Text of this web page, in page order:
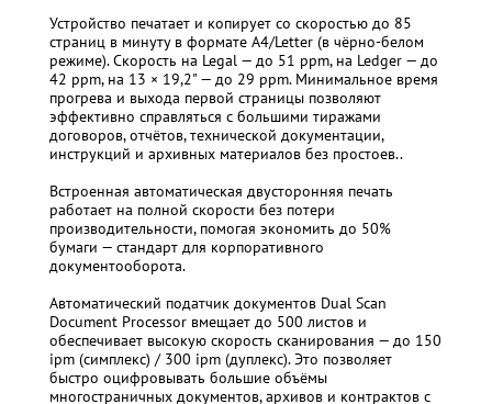
Устройство печатает и копирует со скоростью до 85
страниц в минуту в формате A4/Letter (в чёрно-белом
режиме). Скорость на Legal — до 51 ppm, на Ledger — до
42 ppm, на 13 × 19,2" — до 29 ppm. Минимальное время
прогрева и выхода первой страницы позволяют
эффективно справляться с большими тиражами
договоров, отчётов, технической документации,
инструкций и архивных материалов без простоев..
Встроенная автоматическая двусторонняя печать
работает на полной скорости без потери
производительности, помогая экономить до 50%
бумаги — стандарт для корпоративного
документооборота.
Автоматический податчик документов Dual Scan
Document Processor вмещает до 500 листов и
обеспечивает высокую скорость сканирования — до 150
ipm (симплекс) / 300 ipm (дуплекс). Это позволяет
быстро оцифровывать большие объёмы
многостраничных документов, архивов и контрактов с